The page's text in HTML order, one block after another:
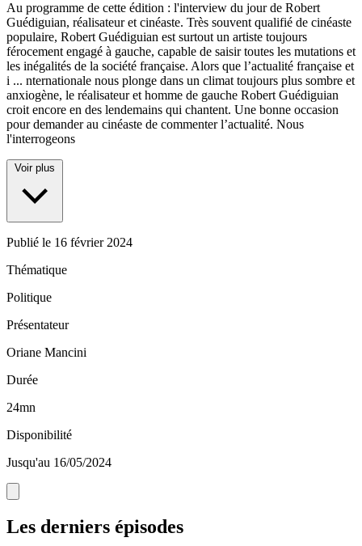
Au programme de cette édition : l'interview du jour de Robert
Guédiguian, réalisateur et cinéaste. Très souvent qualifié de cinéaste
populaire, Robert Guédiguian est surtout un artiste toujours
férocement engagé à gauche, capable de saisir toutes les mutations et
les inégalités de la société française. Alors que l’actualité française et
i ... nternationale nous plonge dans un climat toujours plus sombre et
anxiogène, le réalisateur et homme de gauche Robert Guédiguian
croit encore en des lendemains qui chantent. Une bonne occasion
pour demander au cinéaste de commenter l’actualité. Nous
l'interrogeons
Voir plus
Publié le 16 février 2024
Thématique
Politique
Présentateur
Oriane Mancini
Durée
24mn
Disponibilité
Jusqu'au 16/05/2024
Les derniers épisodes